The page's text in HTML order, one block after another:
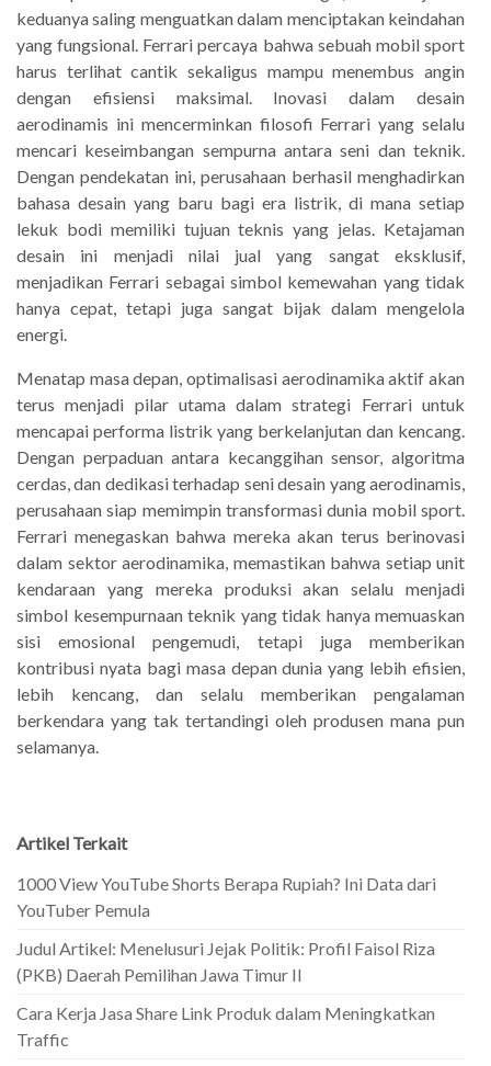
keduanya saling menguatkan dalam menciptakan keindahan
yang fungsional. Ferrari percaya bahwa sebuah mobil sport
harus terlihat cantik sekaligus mampu menembus angin
dengan efisiensi maksimal. Inovasi dalam desain
aerodinamis ini mencerminkan filosofi Ferrari yang selalu
mencari keseimbangan sempurna antara seni dan teknik.
Dengan pendekatan ini, perusahaan berhasil menghadirkan
bahasa desain yang baru bagi era listrik, di mana setiap
lekuk bodi memiliki tujuan teknis yang jelas. Ketajaman
desain ini menjadi nilai jual yang sangat eksklusif,
menjadikan Ferrari sebagai simbol kemewahan yang tidak
hanya cepat, tetapi juga sangat bijak dalam mengelola
energi.
Menatap masa depan, optimalisasi aerodinamika aktif akan
terus menjadi pilar utama dalam strategi Ferrari untuk
mencapai performa listrik yang berkelanjutan dan kencang.
Dengan perpaduan antara kecanggihan sensor, algoritma
cerdas, dan dedikasi terhadap seni desain yang aerodinamis,
perusahaan siap memimpin transformasi dunia mobil sport.
Ferrari menegaskan bahwa mereka akan terus berinovasi
dalam sektor aerodinamika, memastikan bahwa setiap unit
kendaraan yang mereka produksi akan selalu menjadi
simbol kesempurnaan teknik yang tidak hanya memuaskan
sisi emosional pengemudi, tetapi juga memberikan
kontribusi nyata bagi masa depan dunia yang lebih efisien,
lebih kencang, dan selalu memberikan pengalaman
berkendara yang tak tertandingi oleh produsen mana pun
selamanya.
Artikel Terkait
1000 View YouTube Shorts Berapa Rupiah? Ini Data dari
YouTuber Pemula
Judul Artikel: Menelusuri Jejak Politik: Profil Faisol Riza
(PKB) Daerah Pemilihan Jawa Timur II
Cara Kerja Jasa Share Link Produk dalam Meningkatkan
Traffic